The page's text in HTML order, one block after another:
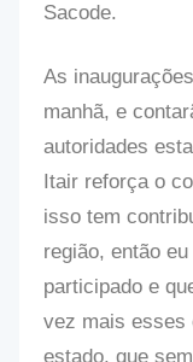
Sacode.
As
manhã, e
autoridades
Itair reforça o
isso tem
região, então
participado e
vez mais esses
estado, que